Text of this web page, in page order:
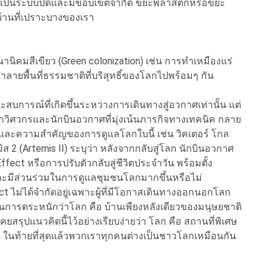
ป็นระบบปิดและมีขอบเขตจำกัด ขยะพลาสติกหรือขยะ
ที่เปราะบางของเรา
มสีเขียว (Green colonization) เช่น การทำเหมืองแร่
ลายพื้นที่ธรรมชาติที่บริสุทธิ์ของโลกไปพร้อมๆ กัน
สบการณ์ที่เกิดขึ้นระหว่างการเดินทางสู่อวกาศเท่านั้น แต่
ศวกรและนักบินอวกาศที่มุ่งเน้นภารกิจทางเทคนิค กลาย
ะความสำคัญของการดูแลโลกใบนี้ เช่น วิคเตอร์ โกล
2 (Artemis II) ระบุว่า หลังจากกลับสู่โลก นักบินอวกาศ
หรือการปรับตัวกลับสู่ชีวิตประจำวัน พร้อมตั้ง
ะมีส่วนร่วมในการดูแลชุมชนโลกมากขึ้นหรือไม่
ไม่ได้จำกัดอยู่เฉพาะผู้ที่มีโอกาสเดินทางออกนอกโลก
ารตระหนักว่าโลก คือ บ้านเพียงหลังเดียวของมนุษยชาติ
สรุปแนวคิดนี้ไว้อย่างเรียบง่ายว่า โลก คือ สถานที่พิเศษ
ในท้ายที่สุดแล้วพวกเราทุกคนต่างเป็นชาวโลกเหมือนกัน